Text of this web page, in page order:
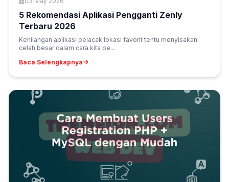
5 Rekomendasi Aplikasi Pengganti Zenly
Terbaru 2026
Kehilangan aplikasi pelacak lokasi favorit tentu menyisakan
celah besar dalam cara kita be...
Baca Selengkapnya